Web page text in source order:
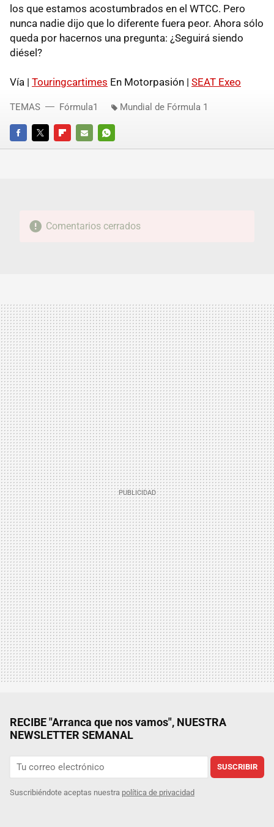
los que estamos acostumbrados en el WTCC. Pero
nunca nadie dijo que lo diferente fuera peor. Ahora sólo
queda por hacernos una pregunta: ¿Seguirá siendo
diésel?
Vía | Touringcartimes En Motorpasión | SEAT Exeo
FACEBOOKTWITTERFLIPBOARD
E-
WHATSAPP
TEMAS Fórmula1 Mundial de Fórmula 1
Comentarios cerrados
RECIBE "Arranca que nos vamos", NUESTRA
NEWSLETTER SEMANAL
SUSCRIBIR
Suscribiéndote aceptas nuestra política de privacidad